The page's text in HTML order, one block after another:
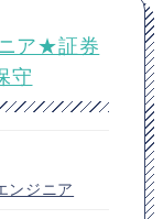
ア★証券
守
ンジニア